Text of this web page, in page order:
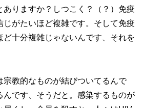
ありますか？しつこく？（？）免疫
じがたいほど複雑です。そして免疫
ど十分複雑じゃないんです、それを
宗教的なものが結びついてるんで
んです、そうだと。感染するものが